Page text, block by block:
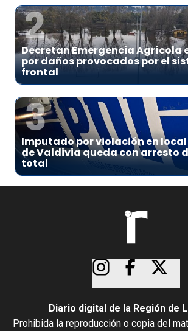
2
Decretan Emergencia Agrícola
por daños provocados por el
frontal
3
Imputado por violación en
de Valdivia queda con arresto
total
Diario digital de la Región de
Prohibida la reproducción o copia del